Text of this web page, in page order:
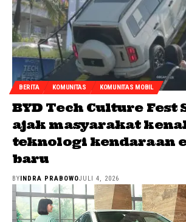
BERITA KOMUNITAS KOMUNITAS MOBIL
BYD Tech Culture Fest
ajak masyarakat
teknologi kendaraan
baru
BYINDRA PRABOWOJULI 4, 2026